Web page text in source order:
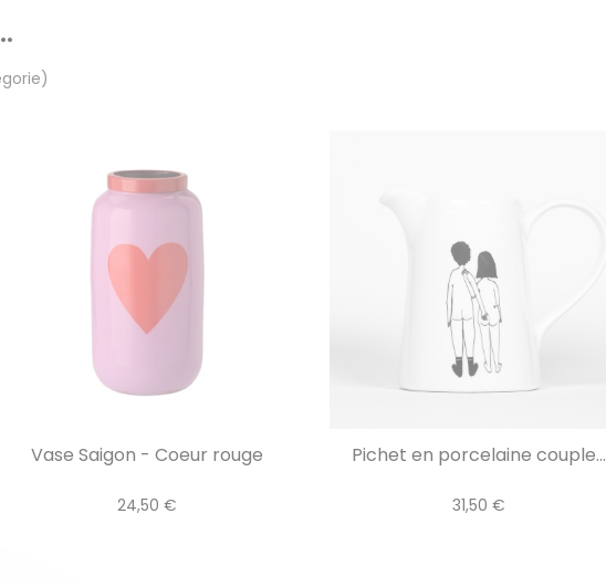
Vase Saigon - Coeur rouge
24,50 €
Pichet en porcelaine couple...
31,50 €